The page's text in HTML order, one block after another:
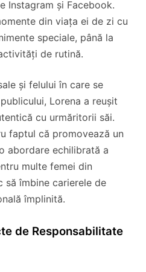
Instagram și Facebook.
din viața ei de zi cu
speciale, până la
de rutină.
și felului în care se
Lorena a reușit
cu urmăritorii săi.
faptul că promovează un
abordare echilibrată a
multe femei din
să îmbine carierele de
împlinită.
de Responsabilitate